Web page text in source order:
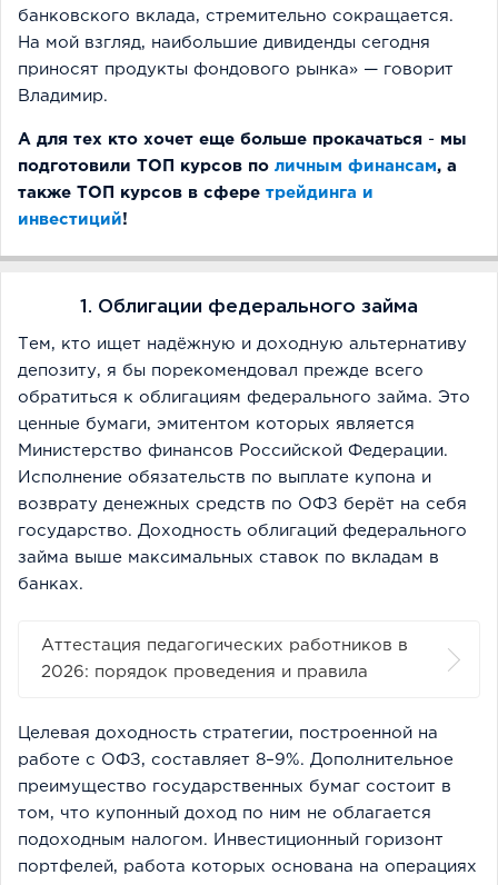
банковского вклада, стремительно сокращается.
На мой взгляд, наибольшие дивиденды сегодня
приносят продукты фондового рынка» — говорит
Владимир.
А для тех кто хочет еще больше прокачаться - мы
подготовили ТОП курсов по личным финансам, а
также ТОП курсов в сфере трейдинга и
инвестиций!
1. Облигации федерального займа
Тем, кто ищет надёжную и доходную альтернативу
депозиту, я бы порекомендовал прежде всего
обратиться к облигациям федерального займа. Это
ценные бумаги, эмитентом которых является
Министерство финансов Российской Федерации.
Исполнение обязательств по выплате купона и
возврату денежных средств по ОФЗ берёт на себя
государство. Доходность облигаций федерального
займа выше максимальных ставок по вкладам в
банках.
Аттестация педагогических работников в
2026: порядок проведения и правила
Целевая доходность стратегии, построенной на
работе с ОФЗ, составляет 8­–9%. Дополнительное
преимущество государственных бумаг состоит в
том, что купонный доход по ним не облагается
подоходным налогом. Инвестиционный горизонт
портфелей, работа которых основана на операциях